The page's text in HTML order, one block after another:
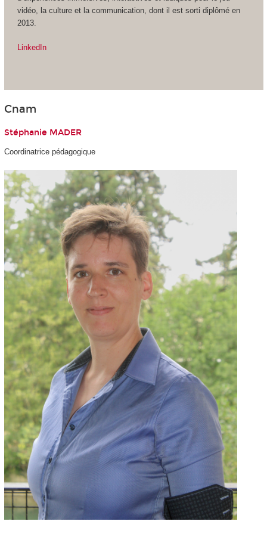
vidéo, la culture et la communication, dont il est sorti diplômé en
2013.
LinkedIn
Cnam
Stéphanie MADER
Coordinatrice pédagogique